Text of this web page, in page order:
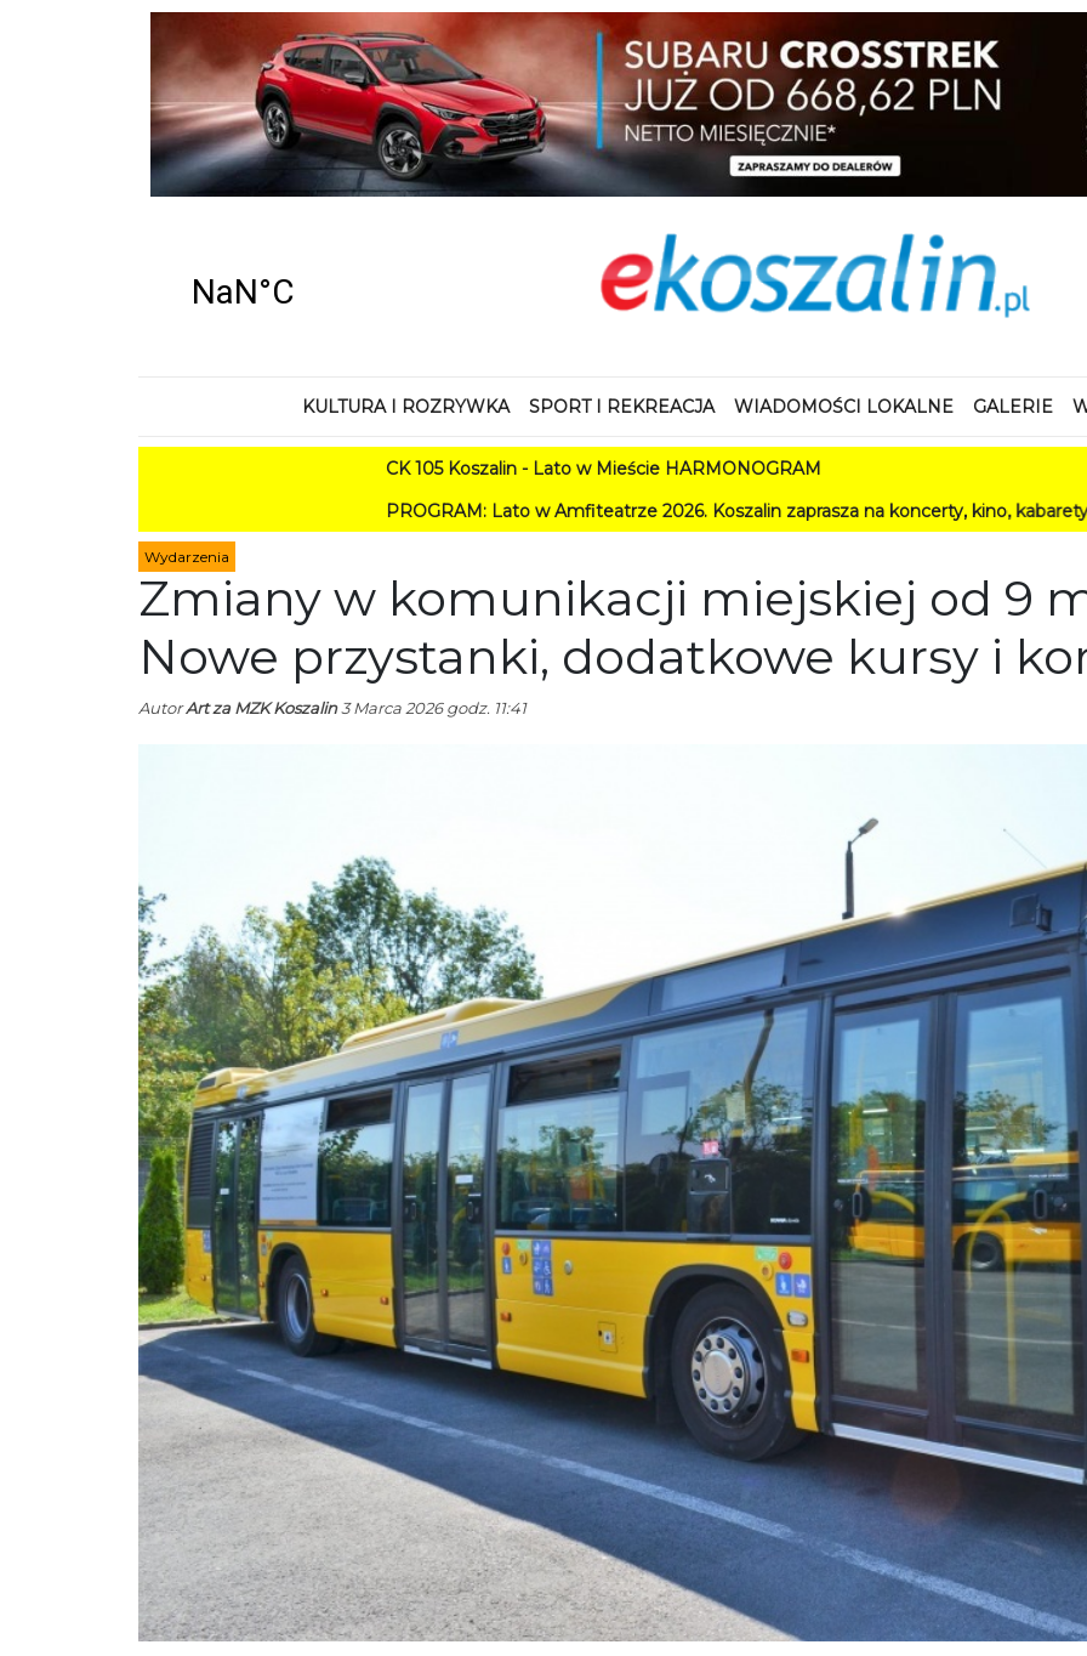
KULTURA I ROZRYWKA SPORT I REKREACJA WIADOMOŚCI LOKALNE GALERIE
CK 105 Koszalin - Lato w Mieście HARMONOGRAM
PROGRAM: Lato w Amfiteatrze 2026. Koszalin zaprasza na koncerty, kino, kabarety i festiwale
Wydarzenia
Zmiany w komunikacji miejskiej od 9
Nowe przystanki, dodatkowe kursy i
AutorArt za MZK Koszalin3 Marca 2026 godz. 11:41